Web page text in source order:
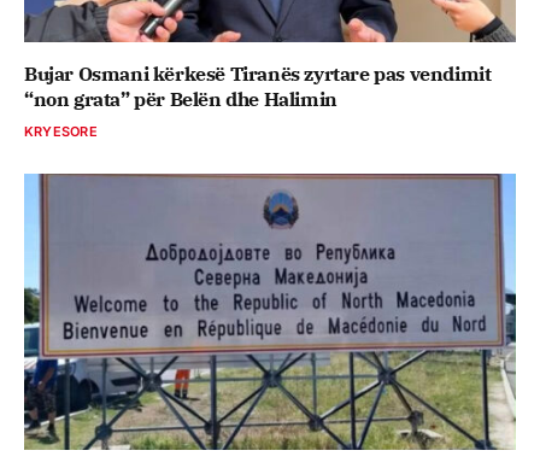
Bujar Osmani kërkesë Tiranës zyrtare pas vendimit
“non grata” për Belën dhe Halimin
KRYESORE